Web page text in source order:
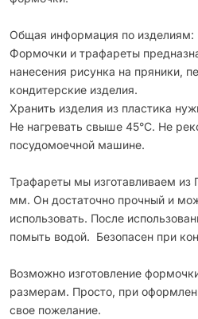
Общая информация по изделиям:
Формочки и трафареты
нанесения рисунка на пряники,
кондитерские изделия.
Хранить изделия из пластика
Не нагревать свыше 45°С. Не
посудомоечной машине.
Трафареты мы изготавливаем
мм. Он достаточно прочный и
использовать. После
помыть водой. Безопасен при
Возможно изготовление
размерам. Просто, при
свое пожелание.